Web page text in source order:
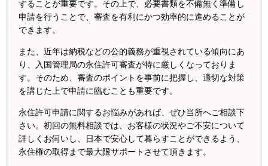
することが重要です。その上で、必要書類を不備無く準備し
申請を行うことで、審査を有利にかつ効率的に進めることが
できます。
また、近年は納税などの公的義務が重視されている傾向にあ
り、入国管理局の永住許可審査が特に厳しくなっておりま
す。そのため、審査のポイントを事前に把握し、適切な対策
を講じた上で申請に臨むことも重要です。
永住許可申請に関するお悩みがあれば、ぜひ当所へご相談下
さい。初回の無料相談では、お客様の状況やご不安について
詳しくお伺いし、日本で安心して暮らすことができるよう、
永住権の取得まで最大限サポートさせて頂きます。